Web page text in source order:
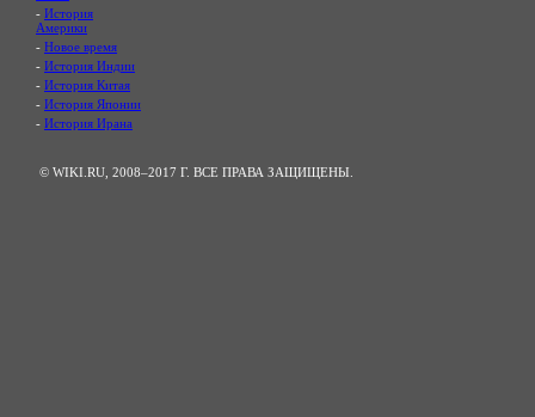
- История
Америки
- Новое время
- История Индии
- История Китая
- История Японии
- История Ирана
© WIKI.RU, 2008–2017 Г. ВСЕ ПРАВА ЗАЩИЩЕНЫ.